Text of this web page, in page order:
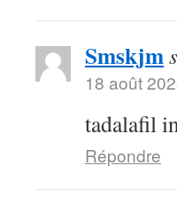
Smskjm
18 août
tadalafil
Répondre